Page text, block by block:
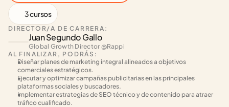
3 cursos
DIRECTOR/A DE CARRERA:
Juan Segundo Gallo
Global Growth Director @Rappi
AL FINALIZAR, PODRÁS:
Diseñar planes de marketing integral alineados a objetivos
comerciales estratégicos.
Ejecutar y optimizar campañas publicitarias en las principales
plataformas sociales y buscadores.
Implementar estrategias de SEO técnico y de contenido para atraer
tráfico cualificado.